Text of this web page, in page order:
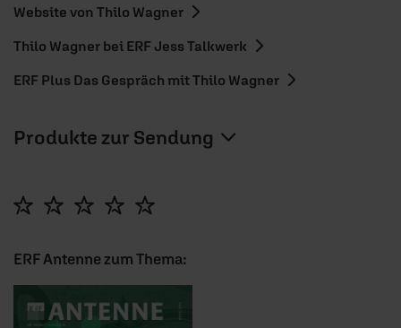
Website von Thilo Wagner
Thilo Wagner bei ERF Jess Talkwerk
ERF Plus Das Gespräch mit Thilo Wagner
Produkte zur Sendung
ERF Antenne zum Thema: